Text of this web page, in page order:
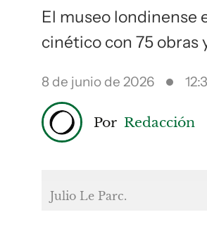
El museo londinense
cinético con 75 obras
8 de junio de 2026
Por Redacción
Julio Le Parc.